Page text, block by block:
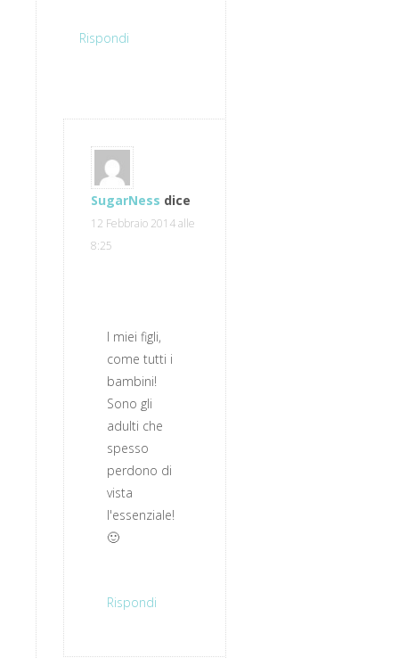
Rispondi
SugarNess dice
12 Febbraio 2014 alle
8:25
I miei figli,
come tutti i
bambini!
Sono gli
adulti che
spesso
perdono di
vista
l'essenziale!
🙂
Rispondi